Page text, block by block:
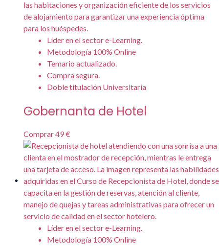
Líder en el sector e-Learning.
Metodología 100% Online
Temario actualizado.
Compra segura.
Doble titulación Universitaria
Gobernanta de Hotel
Comprar49 €
Líder en el sector e-Learning.
Metodología 100% Online